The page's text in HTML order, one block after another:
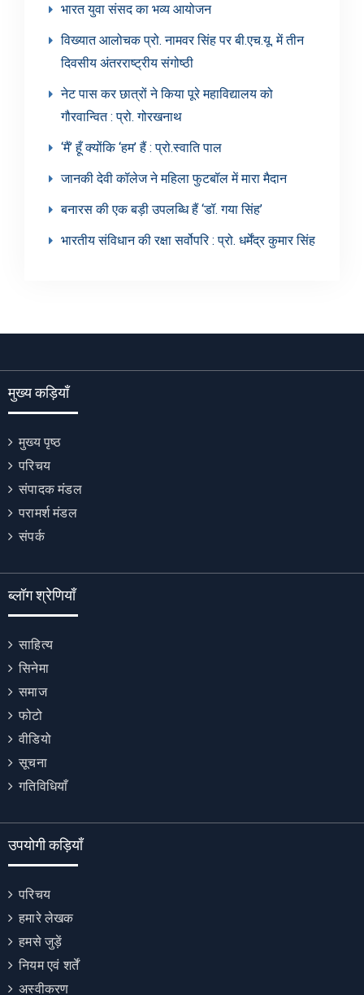
भारत युवा संसद का भव्य आयोजन
विख्यात आलोचक प्रो. नामवर सिंह पर बी.एच.यू. में तीन
दिवसीय अंतरराष्ट्रीय संगोष्ठी
नेट पास कर छात्रों ने किया पूरे महाविद्यालय को
गौरवान्वित : प्रो. गोरखनाथ
‘मैं’ हूँ क्योंकि ‘हम’ हैं : प्रो.स्वाति पाल
जानकी देवी कॉलेज ने महिला फुटबॉल में मारा मैदान
बनारस की एक बड़ी उपलब्धि हैं ‘डॉ. गया सिंह’
भारतीय संविधान की रक्षा सर्वोपरि : प्रो. धर्मेंद्र कुमार सिंह
मुख्य कड़ियाँ
मुख्य पृष्ठ
परिचय
संपादक मंडल
परामर्श मंडल
संपर्क
ब्लॉग श्रेणियाँ
साहित्य
सिनेमा
समाज
फोटो
वीडियो
सूचना
गतिविधियाँ
उपयोगी कड़ियाँ
परिचय
हमारे लेखक
हमसे जुड़ें
नियम एवं शर्तें
अस्वीकरण